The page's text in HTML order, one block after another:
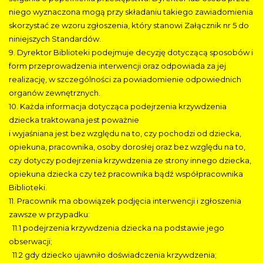
niego wyznaczona mogą przy składaniu takiego zawiadomienia
skorzystać ze wzoru zgłoszenia, który stanowi Załącznik nr 5 do
niniejszych Standardów.
9. Dyrektor Biblioteki podejmuje decyzję dotyczącą sposobów i
form przeprowadzenia interwencji oraz odpowiada za jej
realizację, w szczególności za powiadomienie odpowiednich
organów zewnętrznych.
10. Każda informacja dotycząca podejrzenia krzywdzenia
dziecka traktowana jest poważnie
i wyjaśniana jest bez względu na to, czy pochodzi od dziecka,
opiekuna, pracownika, osoby dorosłej oraz bez względu na to,
czy dotyczy podejrzenia krzywdzenia ze strony innego dziecka,
opiekuna dziecka czy też pracownika bądź współpracownika
Biblioteki.
11. Pracownik ma obowiązek podjęcia interwencji i zgłoszenia
zawsze w przypadku:
11.1 podejrzenia krzywdzenia dziecka na podstawie jego
obserwacji;
11.2 gdy dziecko ujawniło doświadczenia krzywdzenia;